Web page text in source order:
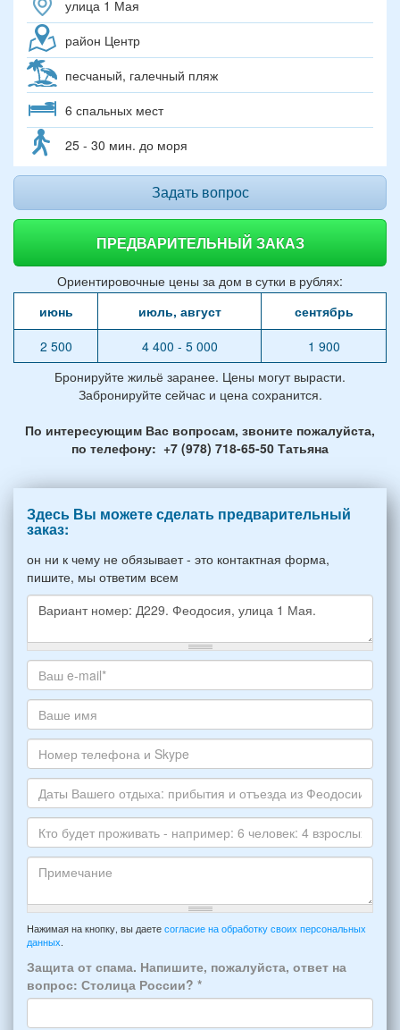
улица 1 Мая
район Центр
песчаный, галечный пляж
6 спальных мест
25 - 30 мин. до моря
Задать вопрос
ПРЕДВАРИТЕЛЬНЫЙ ЗАКАЗ
Ориентировочные цены за дом в сутки в рублях:
июнь
июль, август
сентябрь
2 500
4 400 - 5 000
1 900
Бронируйте жильё заранее. Цены могут вырасти.
Забронируйте сейчас и цена сохранится.
По интересующим Вас вопросам, звоните пожалуйста,
по телефону: +7 (978) 718-65-50 Татьяна
Здесь Вы можете сделать предварительный
заказ:
он ни к чему не обязывает - это контактная форма,
пишите, мы ответим всем
Какое
жилье
хотите
снять,
укажите
пожалуйста
НОМЕР
варианта:
*
Ваш
адрес
электронной
почты
*
Ваше
имя
Номер
телефона
и
Skype
Даты
Вашего
отдыха:
прибытия
отъезда
из
Феодосии:
*
Кто
будет
-
например:
6
человек:
4
взрослых
Примечание
Нажимая на кнопку, вы даете согласие на обработку своих персональных
данных
Защита от спама. Напишите, пожалуйста, ответ на
вопрос: Столица России? *